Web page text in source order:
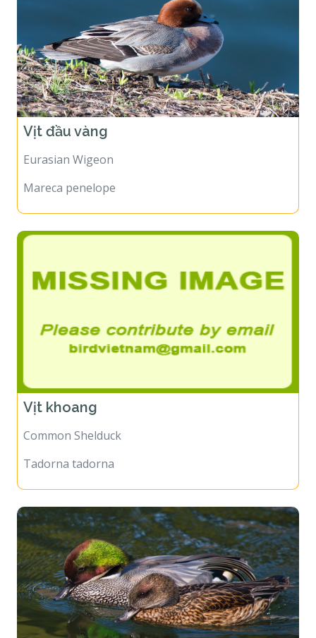
Vịt đầu vàng
Eurasian Wigeon
Mareca penelope
Vịt khoang
Common Shelduck
Tadorna tadorna